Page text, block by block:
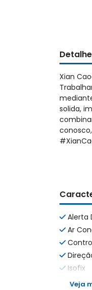
Xian
solida,
conosco,
Alerta
Ar
Isofix
Veja